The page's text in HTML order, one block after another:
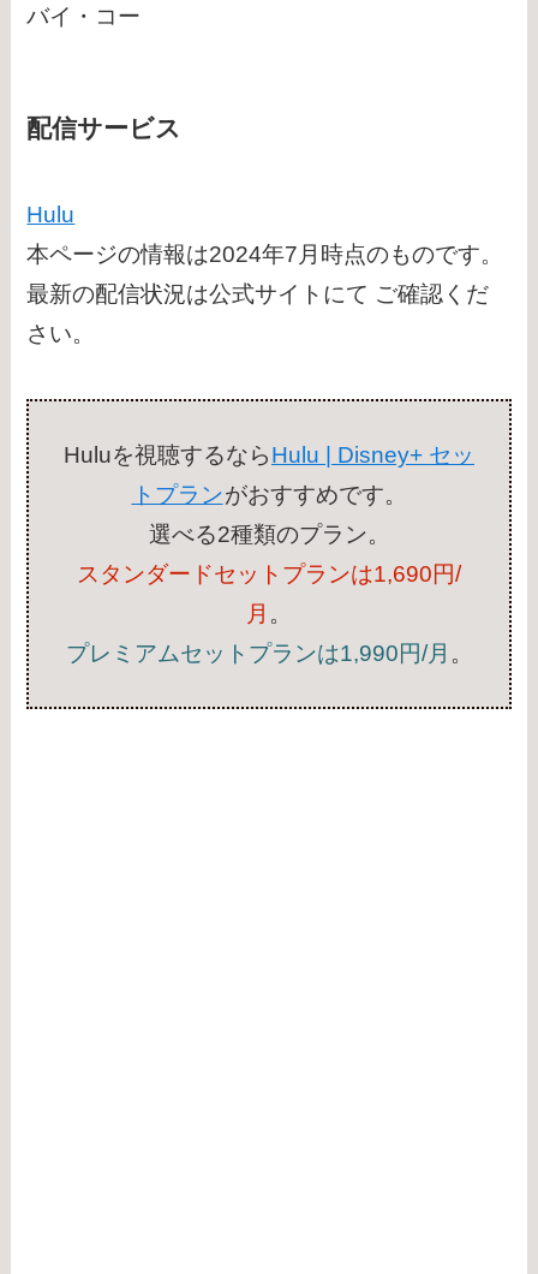
バイ・コー
配信サービス
Hulu
本ページの情報は2024年7月時点のものです。
最新の配信状況は公式サイトにて ご確認くだ
さい。
Huluを視聴するならHulu | Disney+ セッ
トプランがおすすめです。
選べる2種類のプラン。
スタンダードセットプランは1,690円/
月 。
プレミアムセットプランは1,990円/月 。